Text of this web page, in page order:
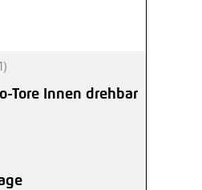
Bewertung von 5 von 5
Tore Innen drehbar